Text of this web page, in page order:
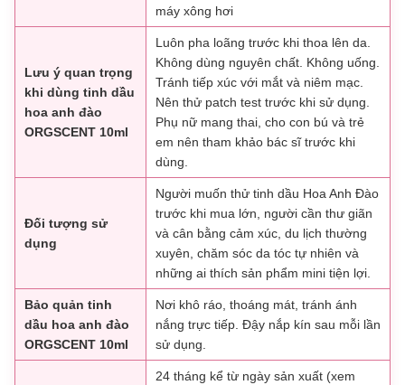
máy xông hơi
Lưu ý quan trọng
khi dùng tinh dầu
hoa anh đào
ORGSCENT 10ml
Luôn pha loãng trước khi thoa lên da.
Không dùng nguyên chất. Không uống.
Tránh tiếp xúc với mắt và niêm mạc.
Nên thử patch test trước khi sử dụng.
Phụ nữ mang thai, cho con bú và trẻ
em nên tham khảo bác sĩ trước khi
dùng.
Đối tượng sử
dụng
Người muốn thử tinh dầu Hoa Anh Đào
trước khi mua lớn, người cần thư giãn
và cân bằng cảm xúc, du lịch thường
xuyên, chăm sóc da tóc tự nhiên và
những ai thích sản phẩm mini tiện lợi.
Bảo quản tinh
dầu hoa anh đào
ORGSCENT 10ml
Nơi khô ráo, thoáng mát, tránh ánh
nắng trực tiếp. Đậy nắp kín sau mỗi lần
sử dụng.
24 tháng kể từ ngày sản xuất (xem